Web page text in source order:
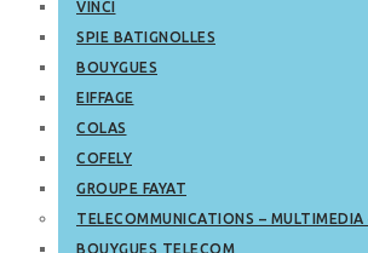
VINCI
SPIE BATIGNOLLES
BOUYGUES
EIFFAGE
COLAS
COFELY
GROUPE FAYAT
TELECOMMUNICATIONS –
BOUYGUES TELECOM